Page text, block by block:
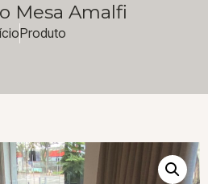
Mesa Amalfi
Produto